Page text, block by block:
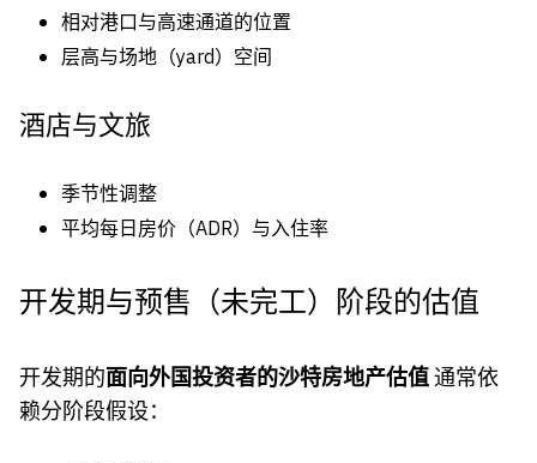
相对港口与高速通道的位置
层高与场地（yard）空间
酒店与文旅
季节性调整
平均每日房价（ADR）与入住率
开发期与预售（未完工）阶段的估值
开发期的面向外国投资者的沙特房地产估值通常依
赖分阶段假设：